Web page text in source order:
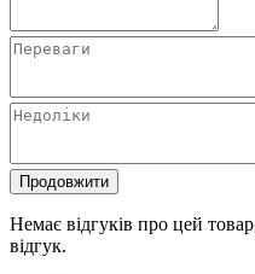
Продовжити
Немає відгуків про цей
відгук.